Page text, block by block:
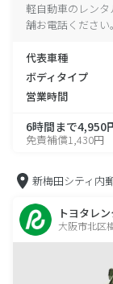
軽自動車のレン
舗お電話ください。
代表車種
ボディタイプ
営業時間
6時間まで4,950
免責補償1,430円
新梅田シティ内
トヨタレ
大阪市北区